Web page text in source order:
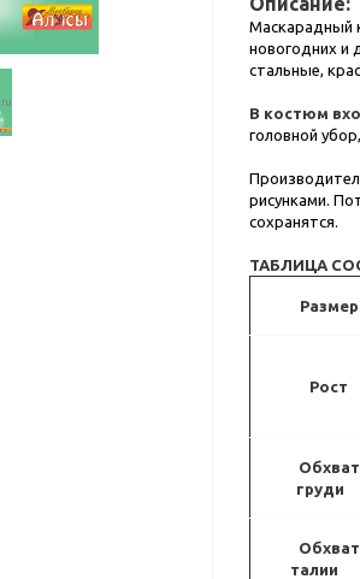
Маскарадный
новогодних и
стальные,
В костюм
головной
рисунками.
сохранятся.
ТАБЛИЦА
Размер
Рост
Обхват
груди
Обхват
талии